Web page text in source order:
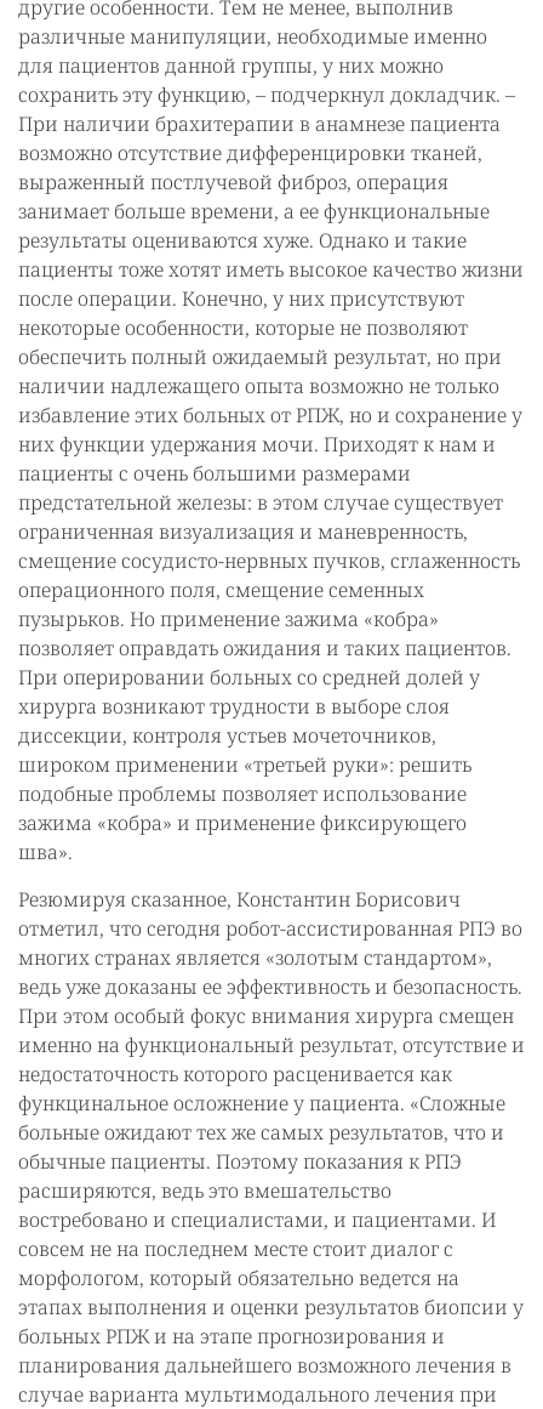
другие особенности. Тем не менее, выполнив
различные манипуляции, необходимые именно
для пациентов данной группы, у них можно
сохранить эту функцию, – подчеркнул докладчик. –
При наличии брахитерапии в анамнезе пациента
возможно отсутствие дифференцировки тканей,
выраженный постлучевой фиброз, операция
занимает больше времени, а ее функциональные
результаты оцениваются хуже. Однако и такие
пациенты тоже хотят иметь высокое качество жизни
после операции. Конечно, у них присутствуют
некоторые особенности, которые не позволяют
обеспечить полный ожидаемый результат, но при
наличии надлежащего опыта возможно не только
избавление этих больных от РПЖ, но и сохранение у
них функции удержания мочи. Приходят к нам и
пациенты с очень большими размерами
предстательной железы: в этом случае существует
ограниченная визуализация и маневренность,
смещение сосудисто-нервных пучков, сглаженность
операционного поля, смещение семенных
пузырьков. Но применение зажима «кобра»
позволяет оправдать ожидания и таких пациентов.
При оперировании больных со средней долей у
хирурга возникают трудности в выборе слоя
диссекции, контроля устьев мочеточников,
широком применении «третьей руки»: решить
подобные проблемы позволяет использование
зажима «кобра» и применение фиксирующего
шва».
Резюмируя сказанное, Константин Борисович
отметил, что сегодня робот-ассистированная РПЭ во
многих странах является «золотым стандартом»,
ведь уже доказаны ее эффективность и безопасность.
При этом особый фокус внимания хирурга смещен
именно на функциональный результат, отсутствие и
недостаточность которого расценивается как
функцинальное осложнение у пациента. «Сложные
больные ожидают тех же самых результатов, что и
обычные пациенты. Поэтому показания к РПЭ
расширяются, ведь это вмешательство
востребовано и специалистами, и пациентами. И
совсем не на последнем месте стоит диалог с
морфологом, который обязательно ведется на
этапах выполнения и оценки результатов биопсии у
больных РПЖ и на этапе прогнозирования и
планирования дальнейшего возможного лечения в
случае варианта мультимодального лечения при